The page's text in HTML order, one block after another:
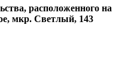
расположенного на
мкр. Светлый, 143